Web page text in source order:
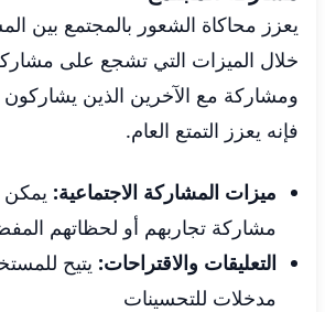
يعزز محاكاة الشعور بالمجتمع بين
خلال الميزات التي تشجع على
ومشاركة مع الآخرين الذين يشاركون
فإنه يعزز التمتع العام.
ميزات المشاركة الاجتماعية: يمكن
مشاركة تجاربهم أو لحظاتهم
التعليقات والاقتراحات: يتيح
مدخلات للتحسينات